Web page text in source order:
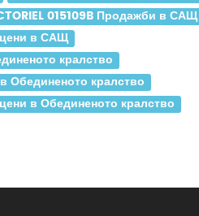
015109B Продажби в САЩ
цени в САЩ
кралство
Обединеното кралство
в Обединеното кралство